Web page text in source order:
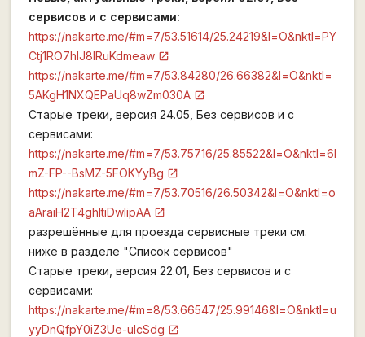
сервисов и с сервисами:
https://nakarte.me/#m=7/53.51614/25.24219&l=O&nktl=PY
Ctj1RO7hlJ8lRuKdmeaw
https://nakarte.me/#m=7/53.84280/26.66382&l=O&nktl=
5AKgH1NXQEPaUq8wZm030A
Старые треки, версия 24.05, Без сервисов и с
сервисами:
https://nakarte.me/#m=7/53.75716/25.85522&l=O&nktl=6I
mZ-FP--BsMZ-5FOKYyBg
https://nakarte.me/#m=7/53.70516/26.50342&l=O&nktl=o
aAraiH2T4ghltiDwIipAA
разрешённые для проезда сервисные треки см.
ниже в разделе "Список сервисов"
Старые треки, версия 22.01, Без сервисов и с
сервисами:
https://nakarte.me/#m=8/53.66547/25.99146&l=O&nktl=u
yyDnQfpY0iZ3Ue-ulcSdg